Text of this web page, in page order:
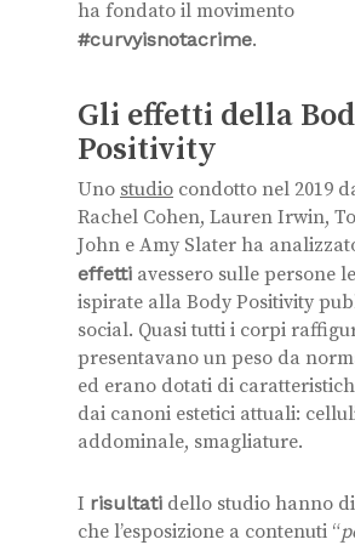
ha fondato il movimento
#curvyisnotacrime.
Gli effetti della
Positivity
Uno studio condotto nel 2019
Rachel Cohen, Lauren Irwin,
John e Amy Slater ha
effetti avessero sulle persone le
ispirate alla Body Positivity
social. Quasi tutti i corpi
presentavano un peso da
ed erano dotati di
dai canoni estetici attuali:
addominale, smagliature.
I risultati dello studio hanno
che l’esposizione a contenuti “